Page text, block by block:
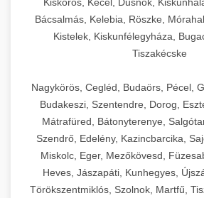
Bácsalmás, Kelebia, Röszke,
Kistelek, Kiskunfélegyháza,
Tiszakécske
Nagykörös, Cegléd, Budaörs, Pécel,
Budakeszi, Szentendre, Dorog,
Mátrafüred, Bátonyterenye,
Szendrő, Edelény, Kazincbarcika,
Miskolc, Eger, Mezőkövesd,
Heves, Jászapáti, Kunhegyes,
Törökszentmiklós, Szolnok, Martfű,